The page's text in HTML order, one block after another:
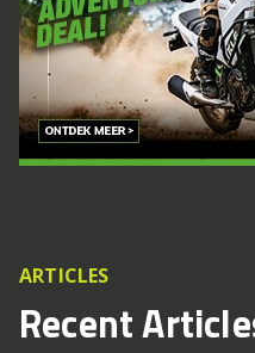
ARTICLES
Recent